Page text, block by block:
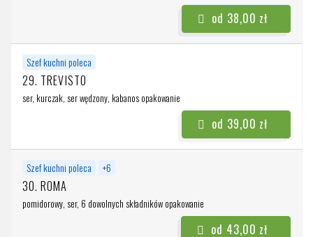
Szef kuchni poleca
29. TREVISTO
ser, kurczak, ser wędzony, kabanos opakowanie
Szef kuchni poleca +6
30. ROMA
pomidorowy, ser, 6 dowolnych składników opakowanie